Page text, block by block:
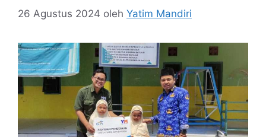
26 Agustus 2024 oleh Yatim Mandiri